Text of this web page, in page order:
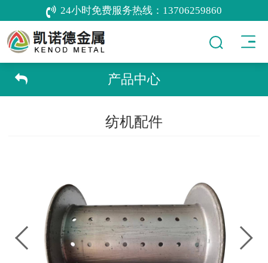
24小时免费服务热线： 13706259860
产品中心
纺机配件